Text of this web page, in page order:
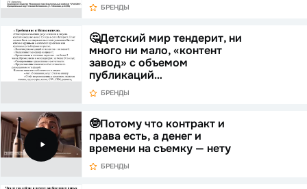
БРЕНДЫ
🤔Детский мир тендерит, ни
много ни мало, «контент
завод» с объемом
публикаций…
БРЕНДЫ
🤓Потому что контракт и
права есть, а денег и
времени на съемку — нету
БРЕНДЫ